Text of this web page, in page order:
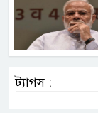
ট্যাগস :